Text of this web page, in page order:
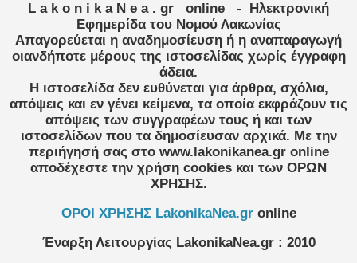
L a k o n i k a N e a . gr
online
- Ηλεκτρονική
Εφημερίδα του Νομού Λακωνίας
Απαγορεύεται η αναδημοσίευση ή η αναπαραγωγή
οιανδήποτε μέρους της ιστοσελίδας χωρίς έγγραφη
άδεια.
Η ιστοσελίδα δεν ευθύνεται για άρθρα, σχόλια,
απόψεις και εν γένει κείμενα, τα οποία εκφράζουν τις
απόψεις των συγγραφέων τους ή και των
ιστοσελίδων που τα δημοσίευσαν αρχικά. Με την
περιήγησή σας στο www.lakonikanea.gr online
αποδέχεστε την χρήση cookies και των ΟΡΩΝ
ΧΡΗΣΗΣ.
OPOI XΡΗΣΗΣ LakonikaNea.gr online
Έναρξη Λειτουργίας LakonikaNea.gr : 2010